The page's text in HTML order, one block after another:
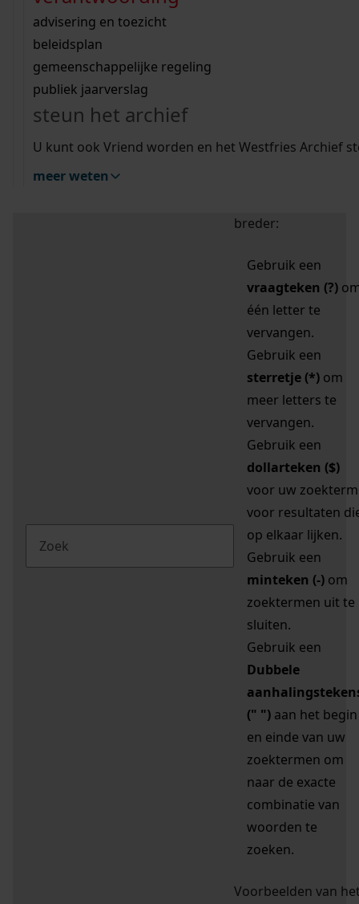
bouwvergunningen
omgevingsvergunningen
vergunningen
beeld en geluid
uitleg nodig?
Wij helpen u op weg met een aantal zoektips.
bekijk alle zoektips
Wij helpen u op weg met een aantal zoektips.
bekijk alle zoektips
bekijk ons geschiedenislokaal
advisering en toezicht
beleidsplan
gemeenschappelijke regeling
publiek jaarverslag
steun het archief
U kunt ook Vriend worden en het Westfries Archief
meer weten
zoektips
Mijn Studiezaal (inloggen)
uw zoekopdracht te
breder:
Gebruik een
vraagteken (?)
één letter te
vervangen.
Gebruik een
sterretje (*) om
meer letters te
vervangen.
Gebruik een
dollarteken ($)
voor uw zoekterm
voor resultaten
op elkaar lijken.
Gebruik een
minteken (-) om
zoektermen uit te
sluiten.
Gebruik een
Dubbele
(" ") aan het begin
en einde van uw
zoektermen om
naar de exacte
combinatie van
woorden te
zoeken.
Voorbeelden van